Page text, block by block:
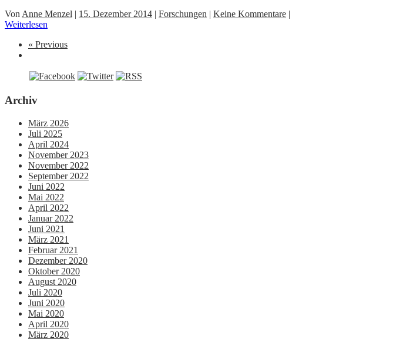
VonAnne Menzel 15. Dezember 2014 Forschungen Keine Kommentare
Weiterlesen
« Previous
Archiv
März 2026
Juli 2025
April 2024
November 2023
November 2022
September 2022
Juni 2022
Mai 2022
April 2022
Januar 2022
Juni 2021
März 2021
Februar 2021
Dezember 2020
Oktober 2020
August 2020
Juli 2020
Juni 2020
Mai 2020
April 2020
März 2020